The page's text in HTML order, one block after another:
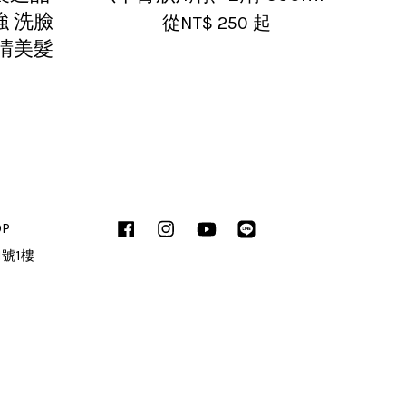
洗臉
美髮
從NT$ 250 起
1樓
FacebookInstagramYouTube